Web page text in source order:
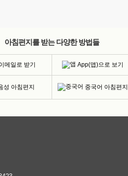
아침편지를 받는 다양한 방법들
메일로 받기 App(앱)으로 보기
성 아침편지 중국어 아침편지